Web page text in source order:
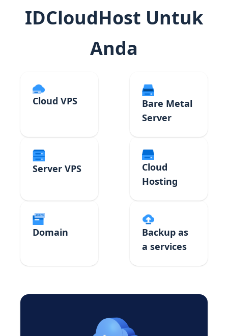
IDCloudHost Untuk
Anda
Cloud VPS
Bare Metal
Server
Server VPS
Cloud
Hosting
Domain
Backup as
a services